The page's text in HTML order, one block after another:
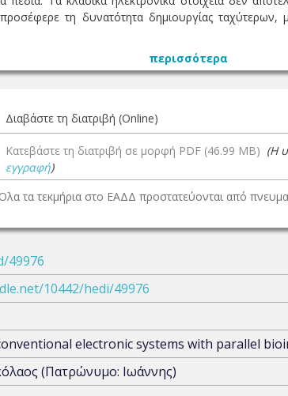
τη δυνατότητα δημιουργίας
περισσότερα
Διαβάστε τη διατριβή (Online)
Κατεβάστε τη διατριβή σε μορφή PDF (46.99 MB) (Η
εγγραφή)
τα τεκμήρια στο ΕΑΔΔ προστατεύονται από
49976
10442/hedi/49976
electronic systems with parallel
(Πατρώνυμο: Ιωάννης)